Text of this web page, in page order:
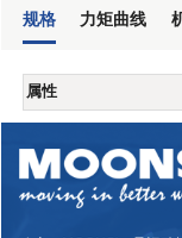
规格 力矩曲线
属性